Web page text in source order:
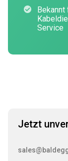
Service
Jetzt